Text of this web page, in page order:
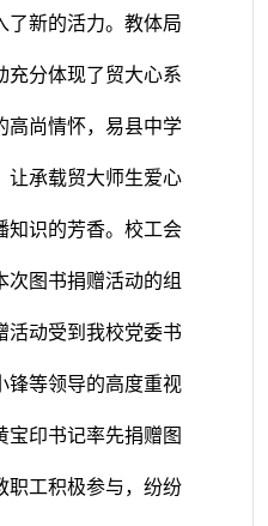
了新的活力。教体局
充分体现了贸大心系
高尚情怀，易县中学
让承载贸大师生爱心
知识的芳香。校工会
次图书捐赠活动的组
活动受到我校党委书
锋等领导的高度重视
宝印书记率先捐赠图
职工积极参与，纷纷